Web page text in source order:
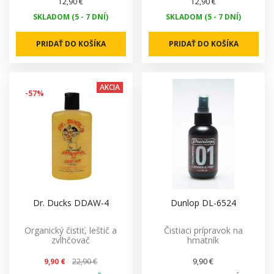
SKLADOM (5 - 7 DNÍ)
PRIDAŤ DO KOŠÍKA
SKLADOM (5 - 7 DNÍ)
PRIDAŤ DO KOŠÍKA
-57%
AKCIA
Dr. Ducks DDAW-4
Organický čistiť, leštič a
zvlhčovač
9,90 €
22,90 €
Dunlop DL-6524
Čistiaci prípravok na
hmatník
9,90 €